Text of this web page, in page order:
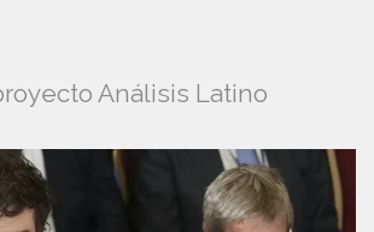
Análisis Latino